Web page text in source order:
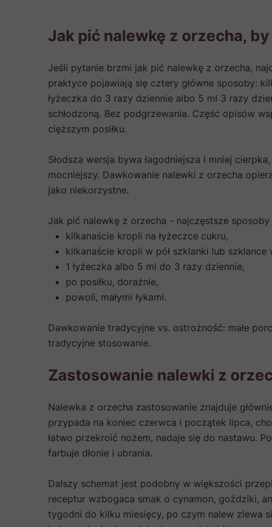
Jak pić nalewkę z orzecha,
Jeśli pytanie brzmi jak pić nalewkę z orzecha,
praktyce pojawiają się cztery główne sposoby:
łyżeczka do 3 razy dziennie albo 5 ml 3 razy
schłodzoną. Bez podgrzewania. Część opisów
cięższym posiłku.
Słodsza wersja bywa łagodniejsza i mniej
mocniejszy. Dawkowanie nalewki z orzecha
jako niekorzystne.
Jak pić nalewkę z orzecha - najczęstsze
kilkanaście kropli na łyżeczce cukru,
kilkanaście kropli w pół szklanki lub szklance
1 łyżeczka albo 5 ml do 3 razy dziennie,
po posiłku, doraźnie,
powoli, małymi łykami.
Dawkowanie tradycyjne vs. ostrożność: małe
tradycyjne stosowanie.
Zastosowanie nalewki z
Nalewka z orzecha zastosowanie znajduje
przypada na koniec czerwca i początek lipca,
łatwo przekroić nożem, nadaje się do nastawu.
farbuje dłonie i ubrania.
Dalszy schemat jest podobny w większości
receptur wzbogaca smak o cynamon, goździki,
tygodni do kilku miesięcy, po czym nalew zlewa